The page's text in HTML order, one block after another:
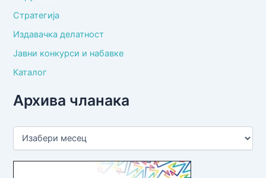
Стратегија
Издавачка делатност
Јавни конкурси и набавке
Каталог
Архива чланака
А